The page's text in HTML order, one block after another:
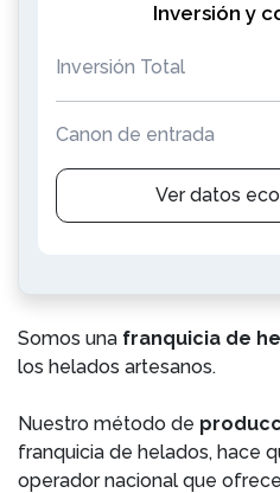
Inversión y
Inversión Total
Canon de entrada
Ver datos
Somos una franquicia de
los helados artesanos.
Nuestro método de
franquicia de helados, hace
operador nacional que